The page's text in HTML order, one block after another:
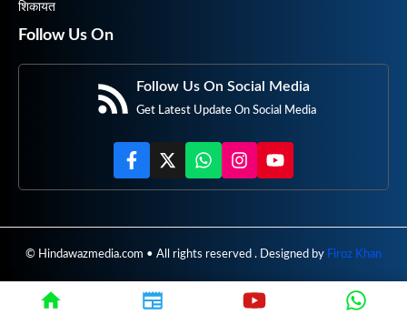
शिकायत
Follow Us On
Follow Us On Social Media
Get Latest Update On Social Media
© Hindawazmedia.com • All rights reserved . Designed by Firoz Khan